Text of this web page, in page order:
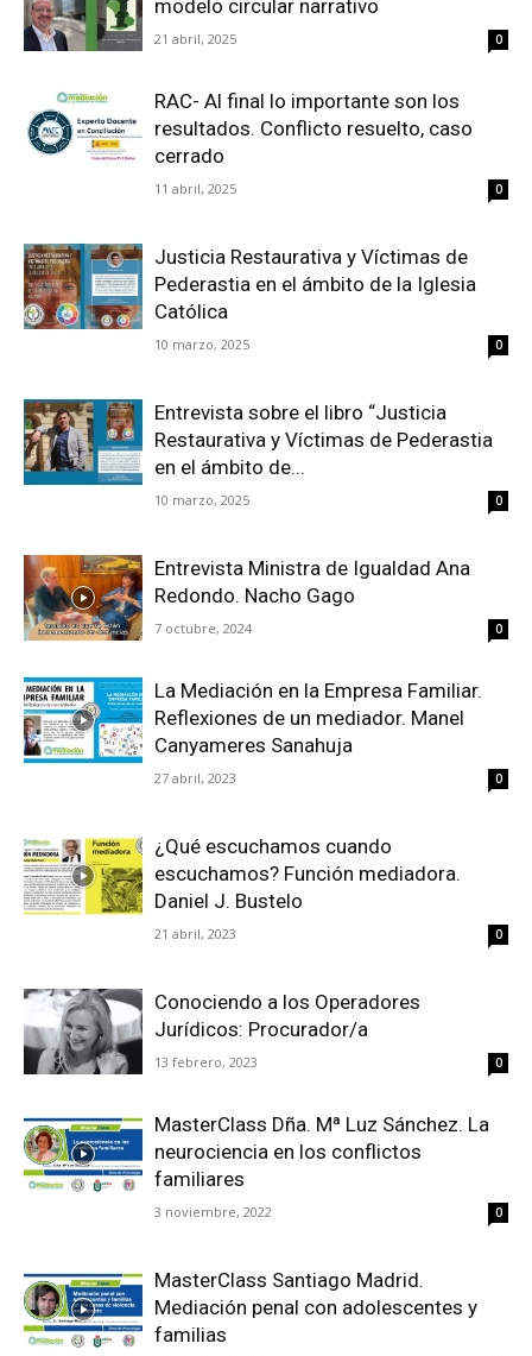
modelo circular narrativo
21 abril, 2025 0
RAC- Al final lo importante son los
resultados. Conflicto resuelto, caso
cerrado
11 abril, 2025 0
Justicia Restaurativa y Víctimas de
Pederastia en el ámbito de la Iglesia
Católica
10 marzo, 2025 0
Entrevista sobre el libro “Justicia
Restaurativa y Víctimas de Pederastia
en el ámbito de...
10 marzo, 2025 0
Entrevista Ministra de Igualdad Ana
Redondo. Nacho Gago
7 octubre, 2024 0
La Mediación en la Empresa Familiar.
Reflexiones de un mediador. Manel
Canyameres Sanahuja
27 abril, 2023 0
¿Qué escuchamos cuando
escuchamos? Función mediadora.
Daniel J. Bustelo
21 abril, 2023 0
Conociendo a los Operadores
Jurídicos: Procurador/a
13 febrero, 2023 0
MasterClass Dña. Mª Luz Sánchez. La
neurociencia en los conflictos
familiares
3 noviembre, 2022 0
MasterClass Santiago Madrid.
Mediación penal con adolescentes y
familias